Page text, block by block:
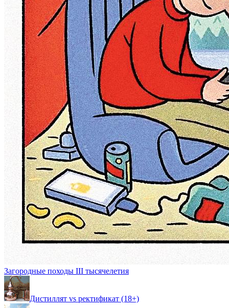
Загородные походы III тысячелетия
Дистиллят vs ректификат (18+)